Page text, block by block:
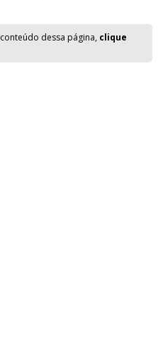
dessa página, clique